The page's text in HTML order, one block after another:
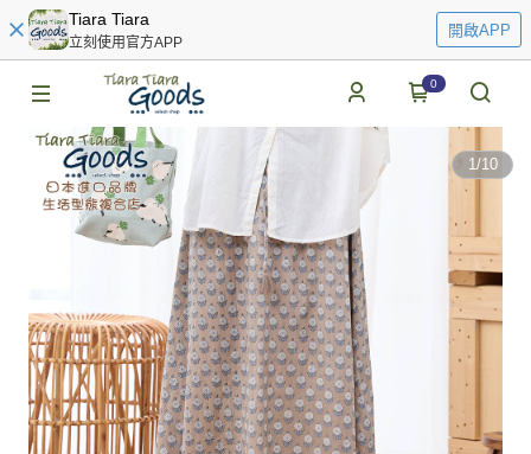
Tiara Tiara
立刻使用官方APP
開啟APP
0
1/10